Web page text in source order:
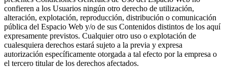
confieren a los Usuarios ningún otro derecho de utilización,
alteración, explotación, reproducción, distribución o comunicación
pública del Espacio Web y/o de sus Contenidos distintos de los aquí
expresamente previstos. Cualquier otro uso o explotación de
cualesquiera derechos estará sujeto a la previa y expresa
autorización específicamente otorgada a tal efecto por la empresa o
el tercero titular de los derechos afectados.